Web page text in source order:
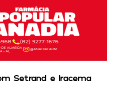
Setrand e Iracema